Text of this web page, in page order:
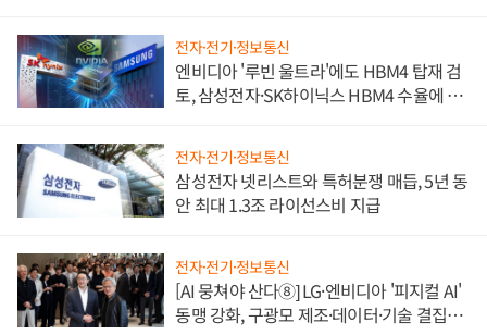
전자·전기·정보통신
엔비디아 '루빈 울트라'에도 HBM4 탑재 검
토, 삼성전자·SK하이닉스 HBM4 수율에 주
전자·전기·정보통신
삼성전자 넷리스트와 특허분쟁 매듭, 5년 동
안 최대 1.3조 라이선스비 지급
전자·전기·정보통신
[AI 뭉쳐야 산다⑧] LG·엔비디아 '피지컬 AI'
동맹 강화, 구광모 제조·데이터·기술 결집